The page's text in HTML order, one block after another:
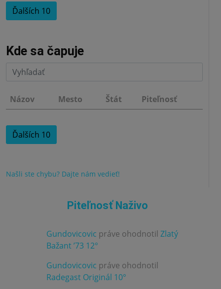
Ďalších 10
Kde sa čapuje
Názov Mesto Štát Piteľnosť
Ďalších 10
Našli ste chybu? Dajte nám vedieť!
Piteľnosť Naživo
Gundovicovic práve ohodnotil Zlatý
Bažant ’73 12°
Gundovicovic práve ohodnotil
Radegast Originál 10°